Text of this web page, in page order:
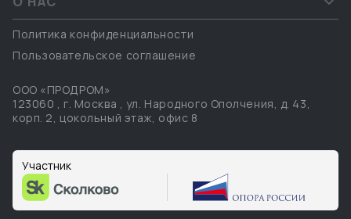
Политика конфиденциальности
Пользовательское соглашение
ООО «ПРОДРОМ»
123060 , г. Москва , ул. Народного Ополчения, д. 43,
корп. 2, цокольный этаж, офис 8
Участник